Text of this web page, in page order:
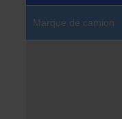
Marque de camion